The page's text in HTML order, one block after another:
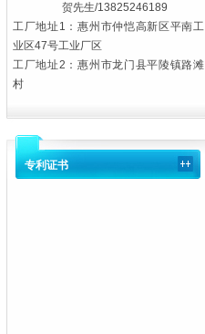
贺先生/13825246189
工厂地址1：惠州市仲恺高新区平南工
业区47号工业厂区
工厂地址2：惠州市龙门县平陵镇路滩
村
专利证书